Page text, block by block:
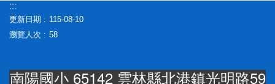
入
管
理
陽
:::
更新日期
115-08-10
瀏覽人次
58
南陽國小 65142 雲林縣北港鎮光明路59